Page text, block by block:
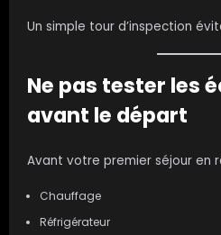
Un simple tour d’inspection
Ne pas tester les
avant le départ
Avant votre premier séjour en
Chauffage
Réfrigérateur